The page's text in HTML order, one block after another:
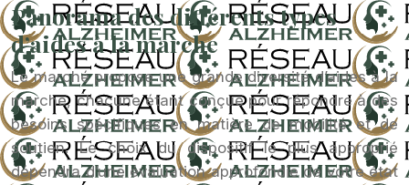
Panorama des différents types
d’aides à la marche
Le marché propose une grande diversité d’aides à la
marche, chacune étant conçue pour répondre à des
besoins spécifiques en matière de mobilité et de
soutien. Le choix du dispositif le plus approprié
dépendra d’une évaluation approfondie de votre état